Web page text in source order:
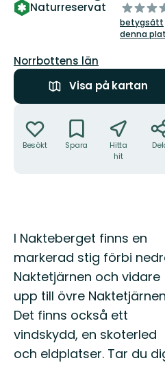
Naturreservat
av
5
stjärnor
betygsätt
denna
Län:
Norrbottens län
Visa på kartan
Besökt Spara
Hitta
hit
Beskrivning
I Nakteberget finns en
markerad stig förbi
Naktetjärnen och vidare
upp till övre
Det finns också ett
vindskydd, en skoterled
och eldplatser. Tar du